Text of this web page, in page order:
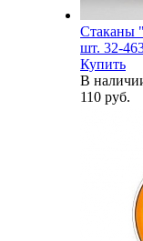
Стаканы
шт. 32-
Купить
В
110 руб.